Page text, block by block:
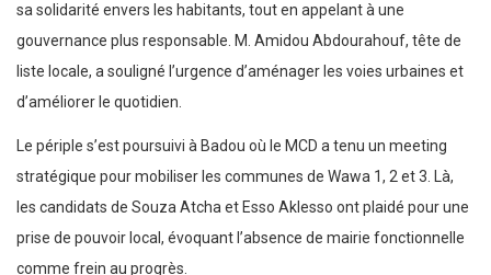
sa solidarité envers les habitants, tout en appelant à une
gouvernance plus responsable. M. Amidou Abdourahouf, tête de
liste locale, a souligné l’urgence d’aménager les voies urbaines et
d’améliorer le quotidien.
Le périple s’est poursuivi à Badou où le MCD a tenu un meeting
stratégique pour mobiliser les communes de Wawa 1, 2 et 3. Là,
les candidats de Souza Atcha et Esso Aklesso ont plaidé pour une
prise de pouvoir local, évoquant l’absence de mairie fonctionnelle
comme frein au progrès.